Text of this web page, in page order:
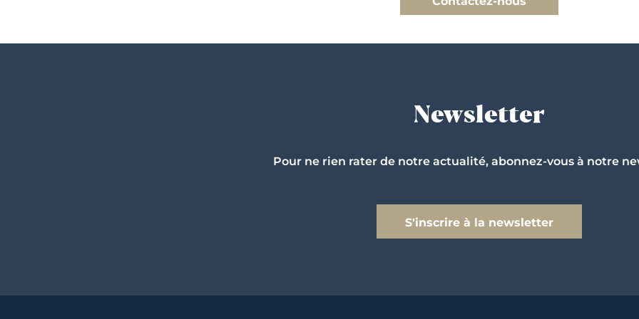
Newsletter
Pour ne rien rater de notre actualité, abonnez-vous à notre
S'inscrire à la newsletter